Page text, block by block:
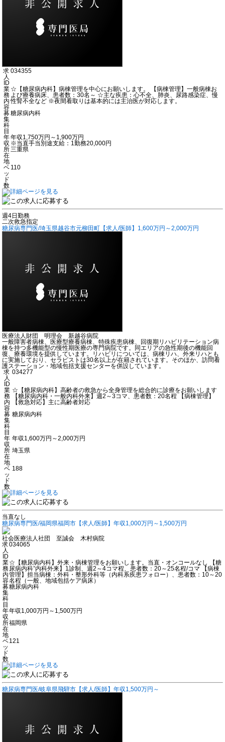
求
人
ID
034355
業
務
内
容
☆【糖尿病内科】病棟管理を中心にお願いします。 【病棟管理】一般病棟お
よび療養病床、患者数：30名～ ☆主な疾患：心不全、肺炎、尿路感染症、慢
性腎不全など ※夜間看取りは基本的には主治医が対応します。
募
集
科
目
糖尿病内科
年
収
年収1,750万円～1,900万円
※当直手当別途支給：1勤務20,000円
所
在
地
三重県
ベ
ッ
ド
数
110
週4日勤務
二次救急指定
糖尿病専門医/埼玉県越谷市元柳田町【求人/医師】1,600万円～2,000万円
医療法人財団 明理会 新越谷病院
一般障害者病棟、医療型療養病棟、特殊疾患病棟、回復期リハビリテーション病
棟を持つ多機能型の慢性期医療の専門病院です。同エリアの急性期後の機能回
復、療養環境を提供しています。リハビリについては、病棟リハ、外来リハとも
に実施しており、セラピストは30名以上が在籍されています。そのほか、訪問看
護ステーション・地域包括支援センターを併設しています。
求
人
ID
034277
業
務
内
容
☆【糖尿病内科】高齢者の救急から全身管理を総合的に診療をお願いします
【糖尿病内科・一般内科外来】週2～3コマ、患者数：20名程 【病棟管理】
【救急対応】主に高齢者対応
募
集
科
目
糖尿病内科
年
収
年収1,600万円～2,000万円
所
在
地
埼玉県
ベ
ッ
ド
数
188
当直なし
糖尿病専門医/福岡県福岡市【求人/医師】年収1,000万円～1,500万円
社会医療法人社団 至誠会 木村病院
求
人
ID
034065
業
務
内
容
☆【糖尿病内科】外来・病棟管理をお願いします。当直・オンコールなし 【糖
尿病内科⁺内科外来】1診制、週2～4コマ程、患者数：20～25名程/コマ 【病棟
管理】担当病棟：外科・整形外科等（内科系疾患フォロー）、患者数：10～20
名程（一般、地域包括ケア病床）
募
集
科
目
糖尿病内科
年
収
年収1,000万円～1,500万円
所
在
地
福岡県
ベ
ッ
ド
数
121
糖尿病専門医/岐阜県飛騨市【求人/医師】年収1,500万円～